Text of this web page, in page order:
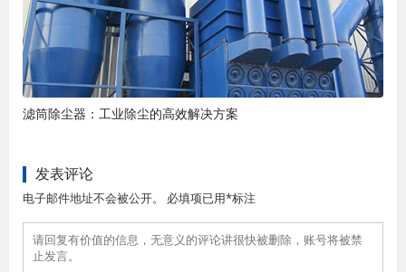
滤筒除尘器：工业除尘的高效解决方案
发表评论
电子邮件地址不会被公开。 必填项已用*标注